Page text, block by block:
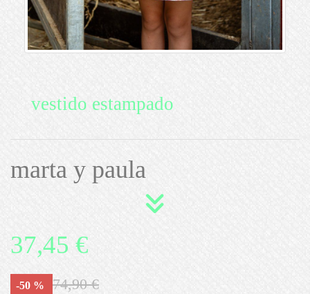
vestido estampado
marta y paula
37,45 €
-50 % 74,90 €